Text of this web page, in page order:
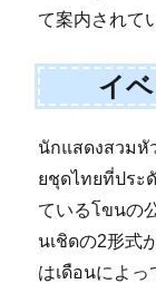
て案内されて
イ
นักแสดงสวมหั
ยชุดไทยที่ประ
ているโขนの
นเชิดの2形式
はเดือนによっ